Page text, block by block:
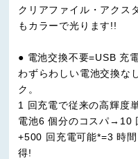
クリアファイル・アクス
もカラーで光ります!!
● 電池交換不要=USB 充
わずらわしい電池交換な
ク。
1 回充電で従来の高輝度
電池6 個分のコスパ→10
+500 回充電可能*=3 時
得!